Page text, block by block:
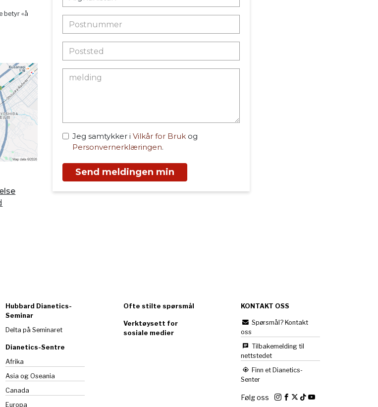
betyr «å
Jeg samtykker i Vilkår for Bruk og
Personvernerklæringen.
Send meldingen min
Hubbard Dianetics-
Seminar
Delta på Seminaret
Dianetics-Sentre
Afrika
Asia og Oseania
Canada
Europa
Ofte stilte spørsmål
Verktøysett for
sosiale medier
KONTAKT OSS
Spørsmål? Kontakt
oss
Tilbakemelding til
nettstedet
Finn et Dianetics-
Senter
Følg oss